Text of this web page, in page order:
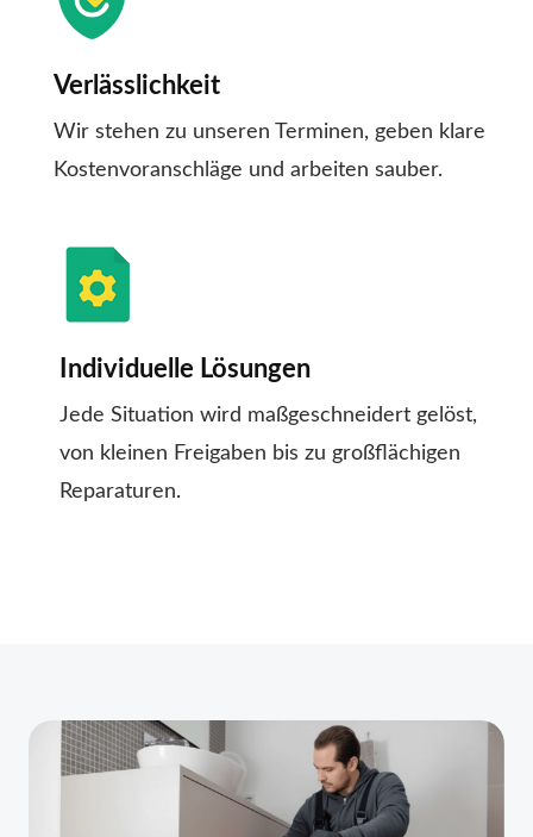
Verlässlichkeit
Wir stehen zu unseren Terminen, geben klare
Kostenvoranschläge und arbeiten sauber.
Individuelle Lösungen
Jede Situation wird maßgeschneidert gelöst,
von kleinen Freigaben bis zu großflächigen
Reparaturen.